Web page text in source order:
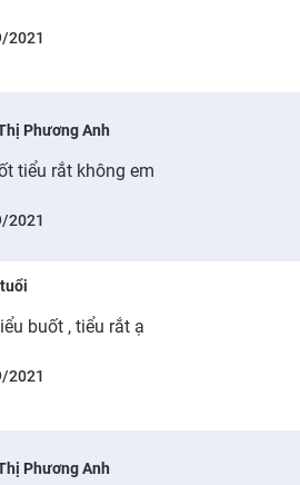
2021
Phương Anh
tiểu rắt không em
2021
buốt , tiểu rắt ạ
2021
Phương Anh